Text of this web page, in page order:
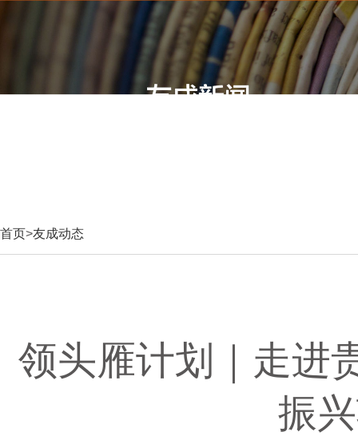
首页>友成动态
领头雁计划｜走进
振